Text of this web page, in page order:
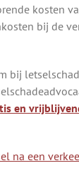
kosten
bij de
bij
en
na een